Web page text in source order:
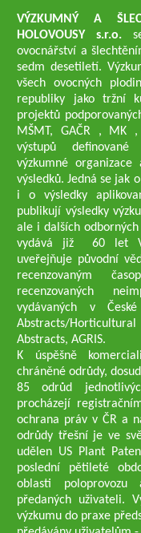
VÝZKUMNÝ A
HOLOVOUSY s.r.o.
ovocnářství a
sedm desetiletí.
všech ovocných
republiky jako tržní
projektů
MŠMT, GAČR , MK
výstupů
výzkumné
výsledků. Jedná se jak
i o výsledky
publikují výsledky
ale i dalších
vydává již 60 let
uveřejňuje původní
recenzovaným
recenzovaných
vydávaných v
Abstracts/
Abstracts, AGRIS.
K úspěšně
chráněné odrůdy,
85 odrůd
procházejí
ochrana práv v ČR a
odrůdy třešní je ve
udělen US Plant
poslední pětileté
oblasti poloprovozu
předaných uživateli.
výzkumu do praxe